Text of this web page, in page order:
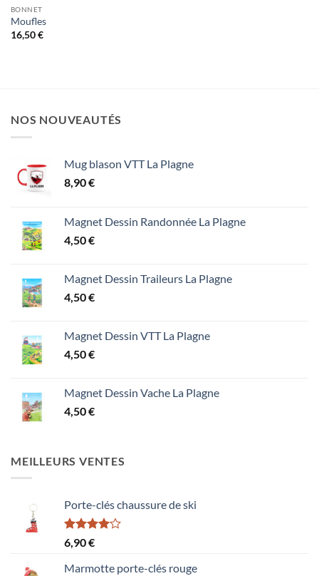
BONNET
Moufles
16,50€
NOS NOUVEAUTÉS
Mug blason VTT La Plagne
8,90€
Magnet Dessin Randonnée La Plagne
4,50€
Magnet Dessin Traileurs La Plagne
4,50€
Magnet Dessin VTT La Plagne
4,50€
Magnet Dessin Vache La Plagne
4,50€
MEILLEURS VENTES
Porte-clés chaussure de ski
Note
4.00
5
6,90€
Marmotte porte-clés rouge